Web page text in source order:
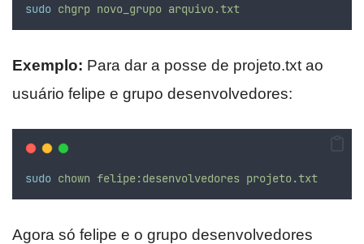
sudo chgrp novo_grupo arquivo.txt
Exemplo: Para dar a posse de projeto.txt ao
usuário felipe e grupo desenvolvedores:
sudo chown felipe:desenvolvedores projeto.txt
Agora só felipe e o grupo desenvolvedores